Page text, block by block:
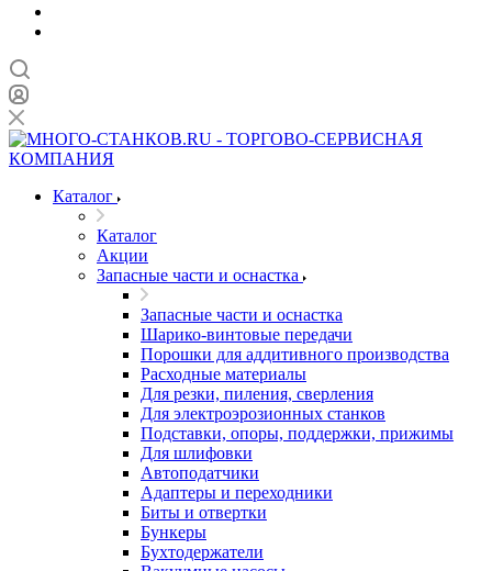
Каталог
Каталог
Акции
Запасные части и оснастка
Запасные части и оснастка
Шарико-винтовые передачи
Порошки для аддитивного производства
Расходные материалы
Для резки, пиления, сверления
Для электроэрозионных станков
Подставки, опоры, поддержки, прижимы
Для шлифовки
Автоподатчики
Адаптеры и переходники
Биты и отвертки
Бункеры
Бухтодержатели